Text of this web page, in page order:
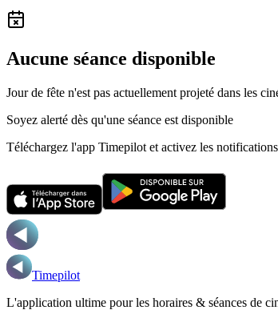
Aucune séance disponible
Jour de fête n'est pas actuellement projeté dans les
Soyez alerté dès qu'une séance est disponible
Téléchargez l'app Timepilot et activez les
Timepilot
L'application ultime pour les horaires & séances de